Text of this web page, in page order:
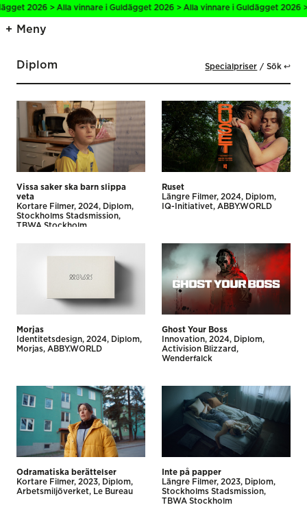
2026 > Alla vinnare i Guldägget 2026 > Alla vinnare i Guldägget 2026 >
Meny
Diplom Specialpriser Sök ↩
Vissa saker ska barn slippa
veta
Kortare Filmer 2024
Diplom
Stockholms Stadsmission
TBWA Stockholm
Ruset
Längre Filmer 2024
Diplom
IQ-Initiativet
ABBY.WORLD
Morjas
Identitetsdesign 2024
Diplom
Morjas
ABBY.WORLD
Ghost Your Boss
Innovation 2024
Diplom
Activision Blizzard
Wenderfalck
Odramatiska berättelser
Kortare Filmer 2023
Diplom
Arbetsmiljöverket
Le Bureau
Inte på papper
Längre Filmer 2023
Diplom
Stockholms Stadsmission
TBWA Stockholm